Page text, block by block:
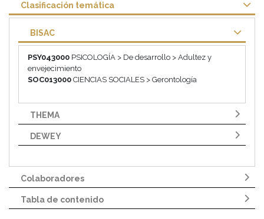
Clasificación temática
BISAC
PSY043000 PSICOLOGÍA > De desarrollo > Adultez y
envejecimiento
SOC013000 CIENCIAS SOCIALES > Gerontología
THEMA
DEWEY
Colaboradores
Tabla de contenido